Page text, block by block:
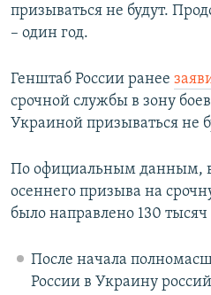
призываться не будут.
­– один год.
Генштаб России ранее
срочной службы в зону
Украиной призываться не
По официальным данным,
осеннего призыва на
было направлено 130
После начала
России в Украину